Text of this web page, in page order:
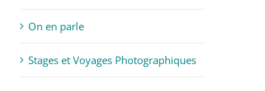
On en parle
Stages et Voyages Photographiques